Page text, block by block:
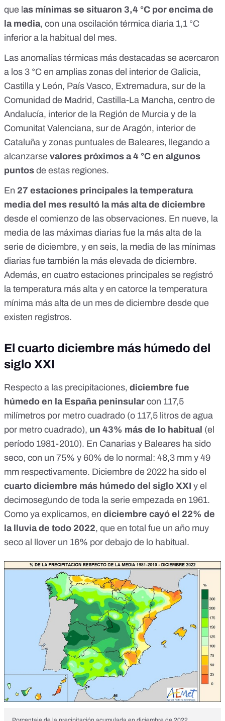
que las mínimas se situaron 3,4 °C por encima de
la media, con una oscilación térmica diaria 1,1 °C
inferior a la habitual del mes.
Las anomalías térmicas más destacadas se acercaron
a los 3 °C en amplias zonas del interior de Galicia,
Castilla y León, País Vasco, Extremadura, sur de la
Comunidad de Madrid, Castilla-La Mancha, centro de
Andalucía, interior de la Región de Murcia y de la
Comunitat Valenciana, sur de Aragón, interior de
Cataluña y zonas puntuales de Baleares, llegando a
alcanzarse valores próximos a 4 °C en algunos
puntos de estas regiones.
En 27 estaciones principales la temperatura
media del mes resultó la más alta de diciembre
desde el comienzo de las observaciones. En nueve, la
media de las máximas diarias fue la más alta de la
serie de diciembre, y en seis, la media de las mínimas
diarias fue también la más elevada de diciembre.
Además, en cuatro estaciones principales se registró
la temperatura más alta y en catorce la temperatura
mínima más alta de un mes de diciembre desde que
existen registros.
El cuarto diciembre más húmedo del
siglo XXI
Respecto a las precipitaciones, diciembre fue
húmedo en la España peninsular con 117,5
milímetros por metro cuadrado (o 117,5 litros de agua
por metro cuadrado), un 43% más de lo habitual (el
período 1981-2010). En Canarias y Baleares ha sido
seco, con un 75% y 60% de lo normal: 48,3 mm y 49
mm respectivamente. Diciembre de 2022 ha sido el
cuarto diciembre más húmedo del siglo XXI y el
decimosegundo de toda la serie empezada en 1961.
Como ya explicamos, en diciembre cayó el 22% de
la lluvia de todo 2022, que en total fue un año muy
seco al llover un 16% por debajo de lo habitual.